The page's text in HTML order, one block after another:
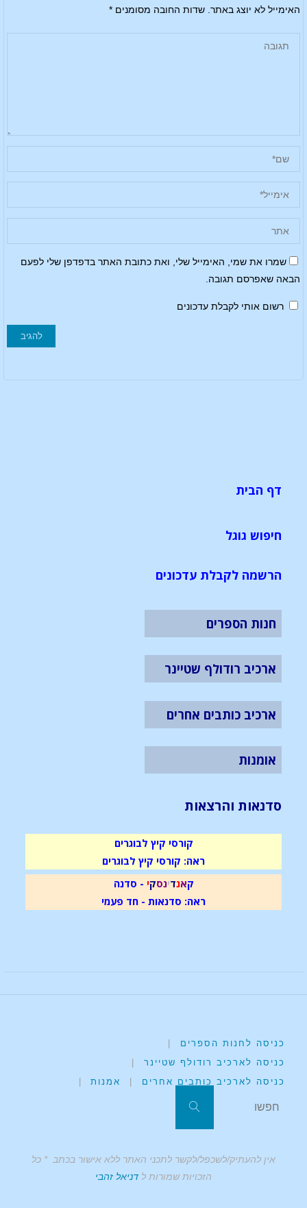
האימייל לא יוצג באתר. שדות החובה מסומנים*
שמרו את שמי, האימייל שלי, ואת כתובת האתר בדפדפן שלי לפעם
הבאה שאפרסם תגובה.
רשום אותי לקבלת עדכונים
דף הבית
חיפוש גוגל
הרשמה לקבלת עדכונים
חנות הספרים
ארכיב רודולף שטיינר
ארכיב כותבים אחרים
אומנות
סדנאות והרצאות
קורסי קיץ לבוגרים
ראה: קורסי קיץ לבוגרים
קאנדינסקי - סדנה
ראה: סדנאות - חד פעמי
כניסה לחנות הספרים
|
כניסה לארכיב רודולף שטיינר
|
כניסה לארכיב כותבים אחרים
| אמנות |
אין להעתיק/לשכפל/לקשר לתכני האתר ללא אישור בכתב * כל
הזכויות שמורות לדניאל זהבי